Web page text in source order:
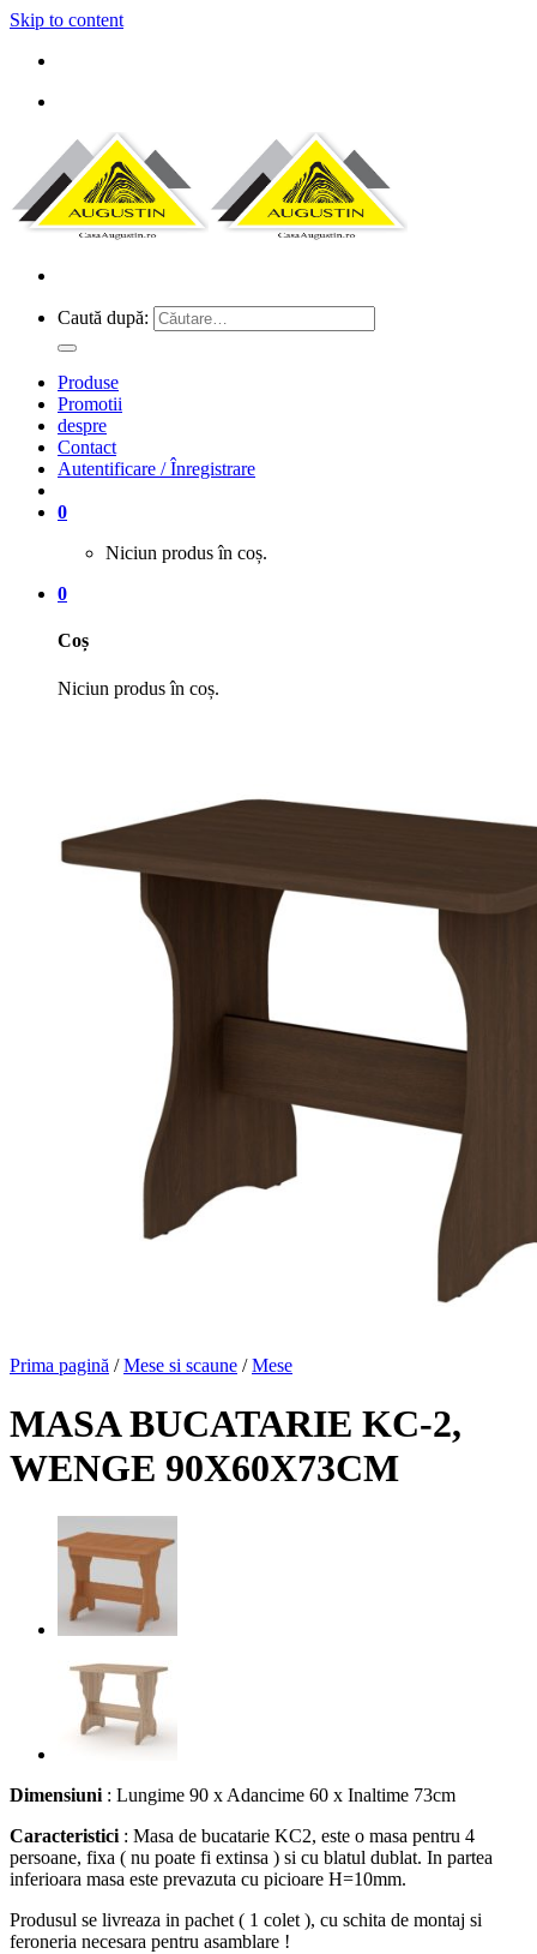
Skip to content
Caută după:
Produse
Promotii
despre
Contact
Autentificare / Înregistrare
0
Niciun produs în coș.
0
Coș
Niciun produs în coș.
Prima pagină / Mese si scaune / Mese
MASA BUCATARIE KC-2,
WENGE 90X60X73CM
Dimensiuni: Lungime 90 x Adancime 60 x Inaltime 73cm
Caracteristici : Masa de bucatarie KC2, este o masa pentru 4
persoane, fixa ( nu poate fi extinsa ) si cu blatul dublat. In partea
inferioara masa este prevazuta cu picioare H=10mm.
Produsul se livreaza in pachet ( 1 colet ), cu schita de montaj si
feroneria necesara pentru asamblare !